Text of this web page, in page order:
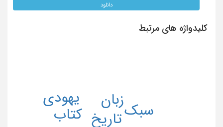
دانلود
کلیدواژه های مرتبط
تاریخ
زبان
سبک کتاب
یهودی